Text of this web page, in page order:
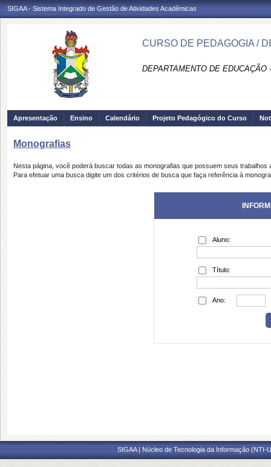
SIGAA - Sistema Integrado de Gestão de Atividades Acadêmicas
CURSO DE PEDAGOGIA /
DEPARTAMENTO DE EDUCAÇÃO
Apresentação Ensino Calendário Projeto Pedagógico do Curso
Monografias
Nesta página, você poderá buscar todas as monografias que possuem seus trabalhos
Para efetuar uma busca digite um dos critérios de busca que faça referência à
Aluno:
Título:
Ano:
SIGAA | Núcleo de Tecnologia da Informação